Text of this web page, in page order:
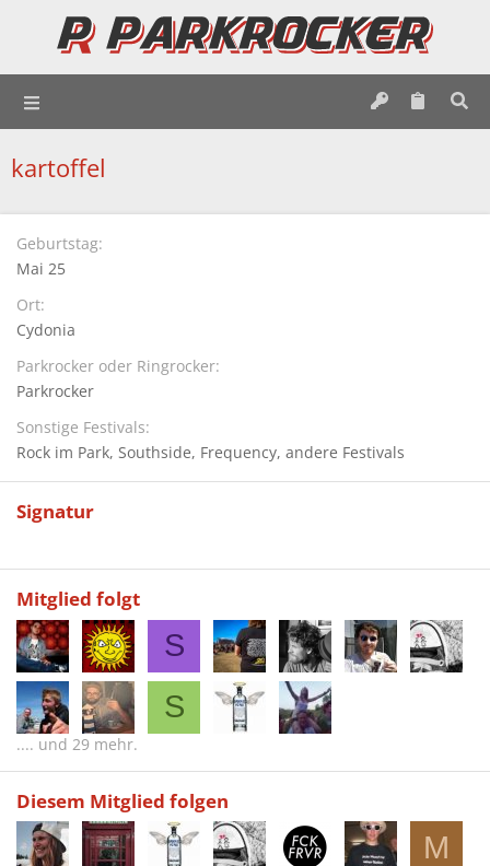
kartoffel
Geburtstag
Mai 25
Ort
Cydonia
Parkrocker oder Ringrocker
Parkrocker
Sonstige Festivals
Rock im Park Southside Frequency andere Festivals
Signatur
Mitglied folgt
S
S
.... und 29 mehr.
Diesem Mitglied folgen
M